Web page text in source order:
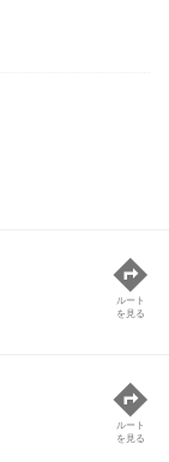
ルート
を見る
ルート
を見る